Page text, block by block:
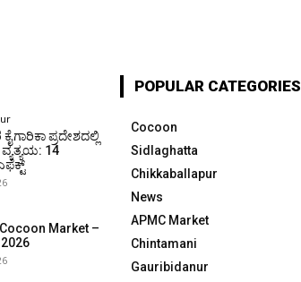
ಕೈಗಾರಿಕಾ ಪ್ರದೇಶದಲ್ಲಿ
14
Market –
POPULAR CATEGORIES
Cocoon
Sidlaghatta
Chikkaballapur
News
APMC Market
Chintamani
Gauribidanur